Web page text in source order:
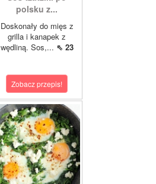
polsku z...
Doskonały do mięs z
grilla i kanapek z
wędliną. Sos,... ⇖ 23
Zobacz przepis!